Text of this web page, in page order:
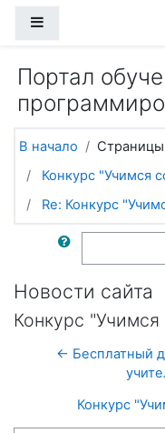
Портал
В начало Страницы
Конкурс "Учимся
Re: Конкурс
Поиск по
Новости сайта
Конкурс
← Бесплатный
Конкурс